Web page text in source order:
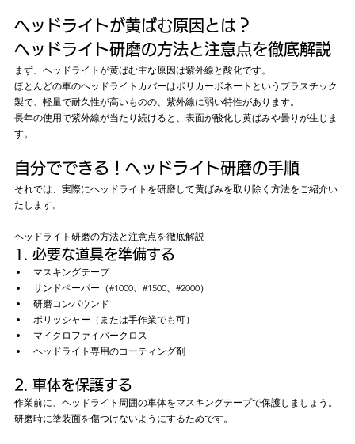
ヘッドライトが黄ばむ原因とは？
ヘッドライト研磨の方法と注意点を徹底解説
まず、ヘッドライトが黄ばむ主な原因は紫外線と酸化です。
ほとんどの車のヘッドライトカバーはポリカーボネートというプラスチック
製で、軽量で耐久性が高いものの、紫外線に弱い特性があります。
長年の使用で紫外線が当たり続けると、表面が酸化し黄ばみや曇りが生じま
す。
自分でできる！ヘッドライト研磨の手順
それでは、実際にヘッドライトを研磨して黄ばみを取り除く方法をご紹介い
たします。
ヘッドライト研磨の方法と注意点を徹底解説
1. 必要な道具を準備する
マスキングテープ
サンドペーパー（#1000、#1500、#2000）
研磨コンパウンド
ポリッシャー（または手作業でも可）
マイクロファイバークロス
ヘッドライト専用のコーティング剤
2. 車体を保護する
作業前に、ヘッドライト周囲の車体をマスキングテープで保護しましょう。
研磨時に塗装面を傷つけないようにするためです。